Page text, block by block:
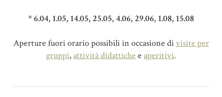
* 6.04, 1.05, 14.05, 25.05, 4.06, 29.06, 1.08, 15.08
Aperture fuori orario possibili in occasione divisite per
gruppi,attività didattiche e aperitivi.